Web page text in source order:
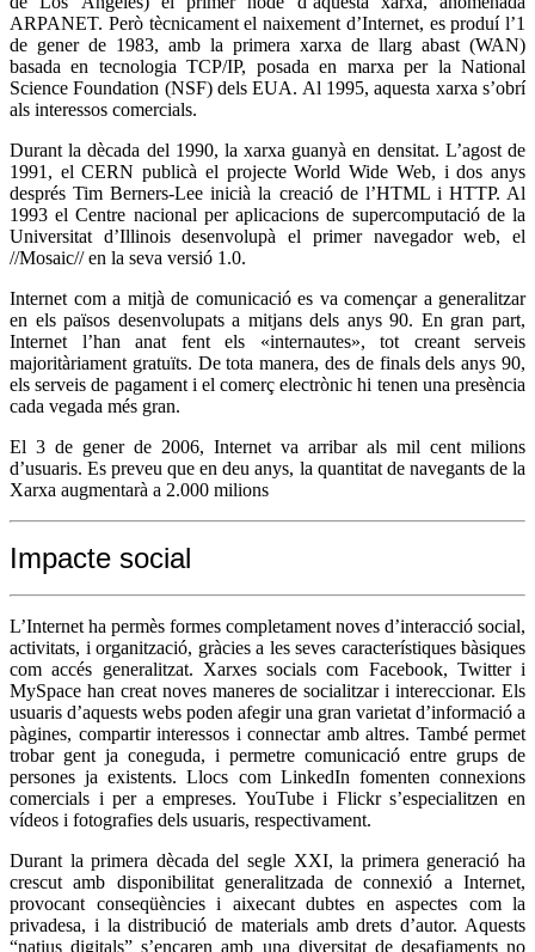
ARPANET. Però tècnicament el naixement d’Internet, es produí l’1
de gener de 1983, amb la primera xarxa de llarg abast (WAN)
basada en tecnologia TCP/IP, posada en marxa per la National
Science Foundation (NSF) dels EUA. Al 1995, aquesta xarxa s’obrí
als interessos comercials.
Durant la dècada del 1990, la xarxa guanyà en densitat. L’agost de
1991, el CERN publicà el projecte World Wide Web, i dos anys
després Tim Berners-Lee inicià la creació de l’HTML i HTTP. Al
1993 el Centre nacional per aplicacions de supercomputació de la
Universitat d’Illinois desenvolupà el primer navegador web, el
//Mosaic// en la seva versió 1.0.
Internet com a mitjà de comunicació es va començar a generalitzar
en els països desenvolupats a mitjans dels anys 90. En gran part,
Internet l’han anat fent els «internautes», tot creant serveis
majoritàriament gratuïts. De tota manera, des de finals dels anys 90,
els serveis de pagament i el comerç electrònic hi tenen una presència
cada vegada més gran.
El 3 de gener de 2006, Internet va arribar als mil cent milions
d’usuaris. Es preveu que en deu anys, la quantitat de navegants de la
Xarxa augmentarà a 2.000 milions
Impacte social
L’Internet ha permès formes completament noves d’interacció social,
activitats, i organització, gràcies a les seves característiques bàsiques
com accés generalitzat. Xarxes socials com Facebook, Twitter i
MySpace han creat noves maneres de socialitzar i intereccionar. Els
usuaris d’aquests webs poden afegir una gran varietat d’informació a
pàgines, compartir interessos i connectar amb altres. També permet
trobar gent ja coneguda, i permetre comunicació entre grups de
persones ja existents. Llocs com LinkedIn fomenten connexions
comercials i per a empreses. YouTube i Flickr s’especialitzen en
vídeos i fotografies dels usuaris, respectivament.
Durant la primera dècada del segle XXI, la primera generació ha
crescut amb disponibilitat generalitzada de connexió a Internet,
provocant conseqüències i aixecant dubtes en aspectes com la
privadesa, i la distribució de materials amb drets d’autor. Aquests
“natius digitals” s’encaren amb una diversitat de desafiaments no